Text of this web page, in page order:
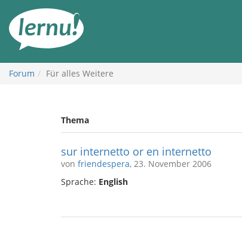
Inhalt
Forum Für alles Weitere
Thema
sur internetto or en internetto
von friendespera, 23. November 2006
Sprache: English